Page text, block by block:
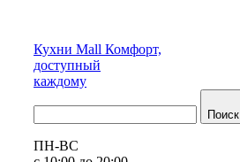
Кухни Mall Комфорт,
доступный
каждому
Поиск
ПН-ВС